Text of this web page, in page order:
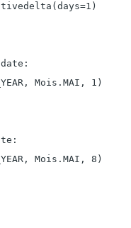
Mois.MAI, 1)
Mois.MAI, 8)